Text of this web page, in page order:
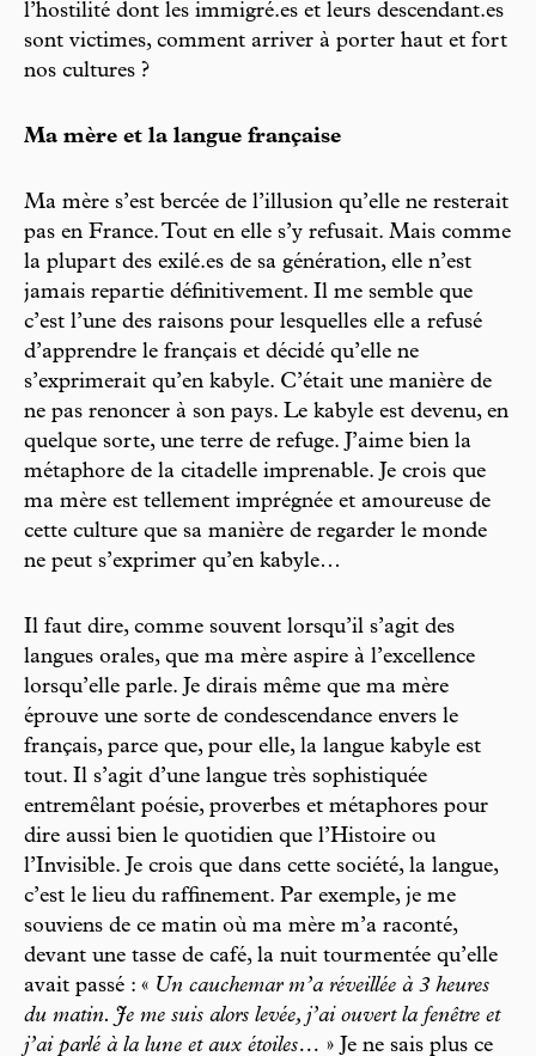
l’hostilité dont les immigré.es et leurs descendant.es
sont victimes, comment arriver à porter haut et fort
nos cultures ?
Ma mère et la langue française
Ma mère s’est bercée de l’illusion qu’elle ne resterait
pas en France. Tout en elle s’y refusait. Mais comme
la plupart des exilé.es de sa génération, elle n’est
jamais repartie définitivement. Il me semble que
c’est l’une des raisons pour lesquelles elle a refusé
d’apprendre le français et décidé qu’elle ne
s’exprimerait qu’en kabyle. C’était une manière de
ne pas renoncer à son pays. Le kabyle est devenu, en
quelque sorte, une terre de refuge. J’aime bien la
métaphore de la citadelle imprenable. Je crois que
ma mère est tellement imprégnée et amoureuse de
cette culture que sa manière de regarder le monde
ne peut s’exprimer qu’en kabyle…
Il faut dire, comme souvent lorsqu’il s’agit des
langues orales, que ma mère aspire à l’excellence
lorsqu’elle parle. Je dirais même que ma mère
éprouve une sorte de condescendance envers le
français, parce que, pour elle, la langue kabyle est
tout. Il s’agit d’une langue très sophistiquée
entremêlant poésie, proverbes et métaphores pour
dire aussi bien le quotidien que l’Histoire ou
l’Invisible. Je crois que dans cette société, la langue,
c’est le lieu du raffinement. Par exemple, je me
souviens de ce matin où ma mère m’a raconté,
devant une tasse de café, la nuit tourmentée qu’elle
avait passé : « Un cauchemar m’a réveillée à 3 heures
du matin. Je me suis alors levée, j’ai ouvert la fenêtre et
j’ai parlé à la lune et aux étoiles… » Je ne sais plus ce